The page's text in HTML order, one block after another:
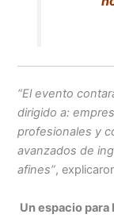
“El evento
dirigido a:
profesionales y
avanzados de
afines”,
Un espacio